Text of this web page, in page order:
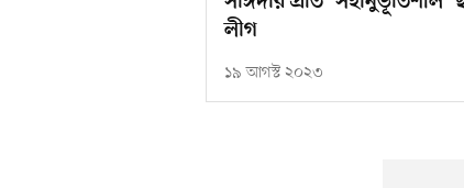
লীগ
১৯ আগস্ট ২০২৩